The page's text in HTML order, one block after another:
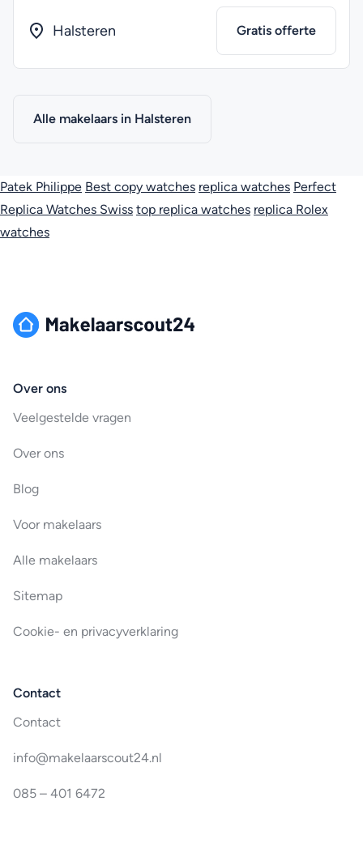
Halsteren Gratis offerte
Alle makelaars in Halsteren
Patek Philippe Best copy watches replica watches Perfect
Replica Watches Swiss top replica watches replica Rolex
watches
Over ons
Veelgestelde vragen
Over ons
Blog
Voor makelaars
Alle makelaars
Sitemap
Cookie- en privacyverklaring
Contact
Contact
info@makelaarscout24.nl
085 – 401 6472